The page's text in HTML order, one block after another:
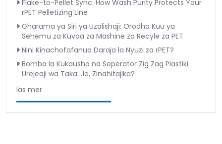
Flake-to-Pellet Sync: How Wash Purity Protects Your
rPET Pelletizing Line
Gharama ya Siri ya Uzalishaji: Orodha Kuu ya
Sehemu za Kuvaa za Mashine za Recyle za PET
Nini Kinachofafanua Daraja la Nyuzi za rPET?
Bomba la Kukausha na Seperator Zig Zag Plastiki
Urejeaji wa Taka: Je, Zinahitajika?
läs mer